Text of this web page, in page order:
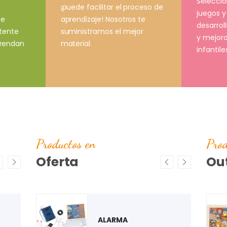
¡puede facilitar el proceso de
aprendizaje! Nosotros te
suministramos el mejor
material.
juegos
y
CONSUMIBLES
Productos en
Oferta